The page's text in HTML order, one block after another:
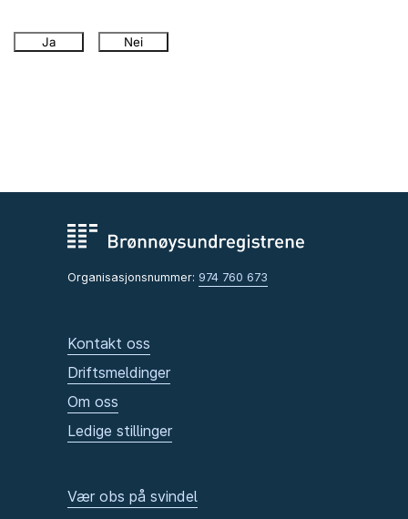
Ja Nei
Organisasjonsnummer: 974 760 673
Kontakt oss
Driftsmeldinger
Om oss
Ledige stillinger
Vær obs på svindel